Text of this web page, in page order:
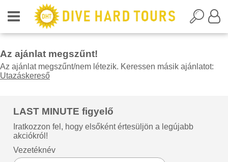
Az ajánlat megszűnt!
Az ajánlat megszűnt/nem létezik. Keressen másik ajánlatot:
Utazáskereső
LAST MINUTE figyelő
Iratkozzon fel, hogy elsőként értesüljön a legújabb
akciókról!
Vezetéknév